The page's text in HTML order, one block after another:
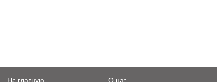
На главную О нас